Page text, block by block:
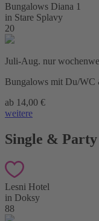
Bungalows Diana 1
in Stare Splavy
20
Juli-Aug. nur
Bungalows mit Du/WC
ab 14,00 €
weitere
Single &
Lesni Hotel
in Doksy
88